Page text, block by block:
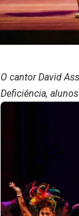
O cantor David
Deficiência,